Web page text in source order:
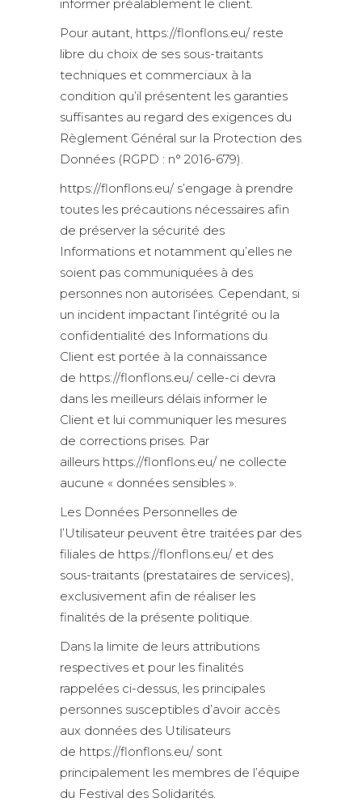
informer préalablement le client.
Pour autant, https://flonflons.eu/ reste
libre du choix de ses sous-traitants
techniques et commerciaux à la
condition qu’il présentent les garanties
suffisantes au regard des exigences du
Règlement Général sur la Protection des
Données (RGPD : n° 2016-679).
https://flonflons.eu/ s’engage à prendre
toutes les précautions nécessaires afin
de préserver la sécurité des
Informations et notamment qu’elles ne
soient pas communiquées à des
personnes non autorisées. Cependant, si
un incident impactant l’intégrité ou la
confidentialité des Informations du
Client est portée à la connaissance
de https://flonflons.eu/ celle-ci devra
dans les meilleurs délais informer le
Client et lui communiquer les mesures
de corrections prises. Par
ailleurs https://flonflons.eu/ ne collecte
aucune « données sensibles ».
Les Données Personnelles de
l’Utilisateur peuvent être traitées par des
filiales de https://flonflons.eu/ et des
sous-traitants (prestataires de services),
exclusivement afin de réaliser les
finalités de la présente politique.
Dans la limite de leurs attributions
respectives et pour les finalités
rappelées ci-dessus, les principales
personnes susceptibles d’avoir accès
aux données des Utilisateurs
de https://flonflons.eu/ sont
principalement les membres de l’équipe
du Festival des Solidarités.